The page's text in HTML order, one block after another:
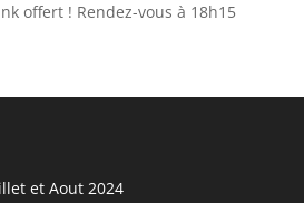
offert ! Rendez-vous à 18h15
et Aout 2024